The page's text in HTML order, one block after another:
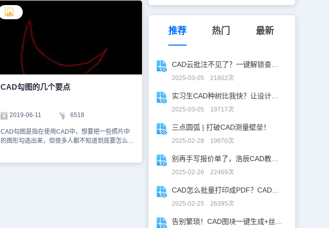
CAD勾图的几个要点
2019-06-11 6518
CAD勾图是指在使用CAD中，想要把一些照片中
的图形勾选出来，但很多人都不知道到底要怎么操
推荐 热门 最新
2025-03-05 21802次
2025-03-05 19717次
三点圆弧 | 打破CAD测量壁垒！
2025-02-28 19870次
2025-02-26 22469次
2025-02-25 26395次